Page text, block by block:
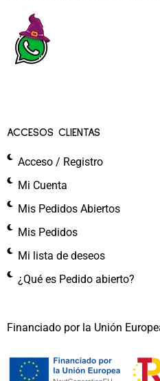
ACCESOS CLIENTAS
Acceso / Registro
Mi Cuenta
Mis Pedidos Abiertos
Mis Pedidos
Mi lista de deseos
¿Qué es Pedido abierto?
Financiado por la Unión